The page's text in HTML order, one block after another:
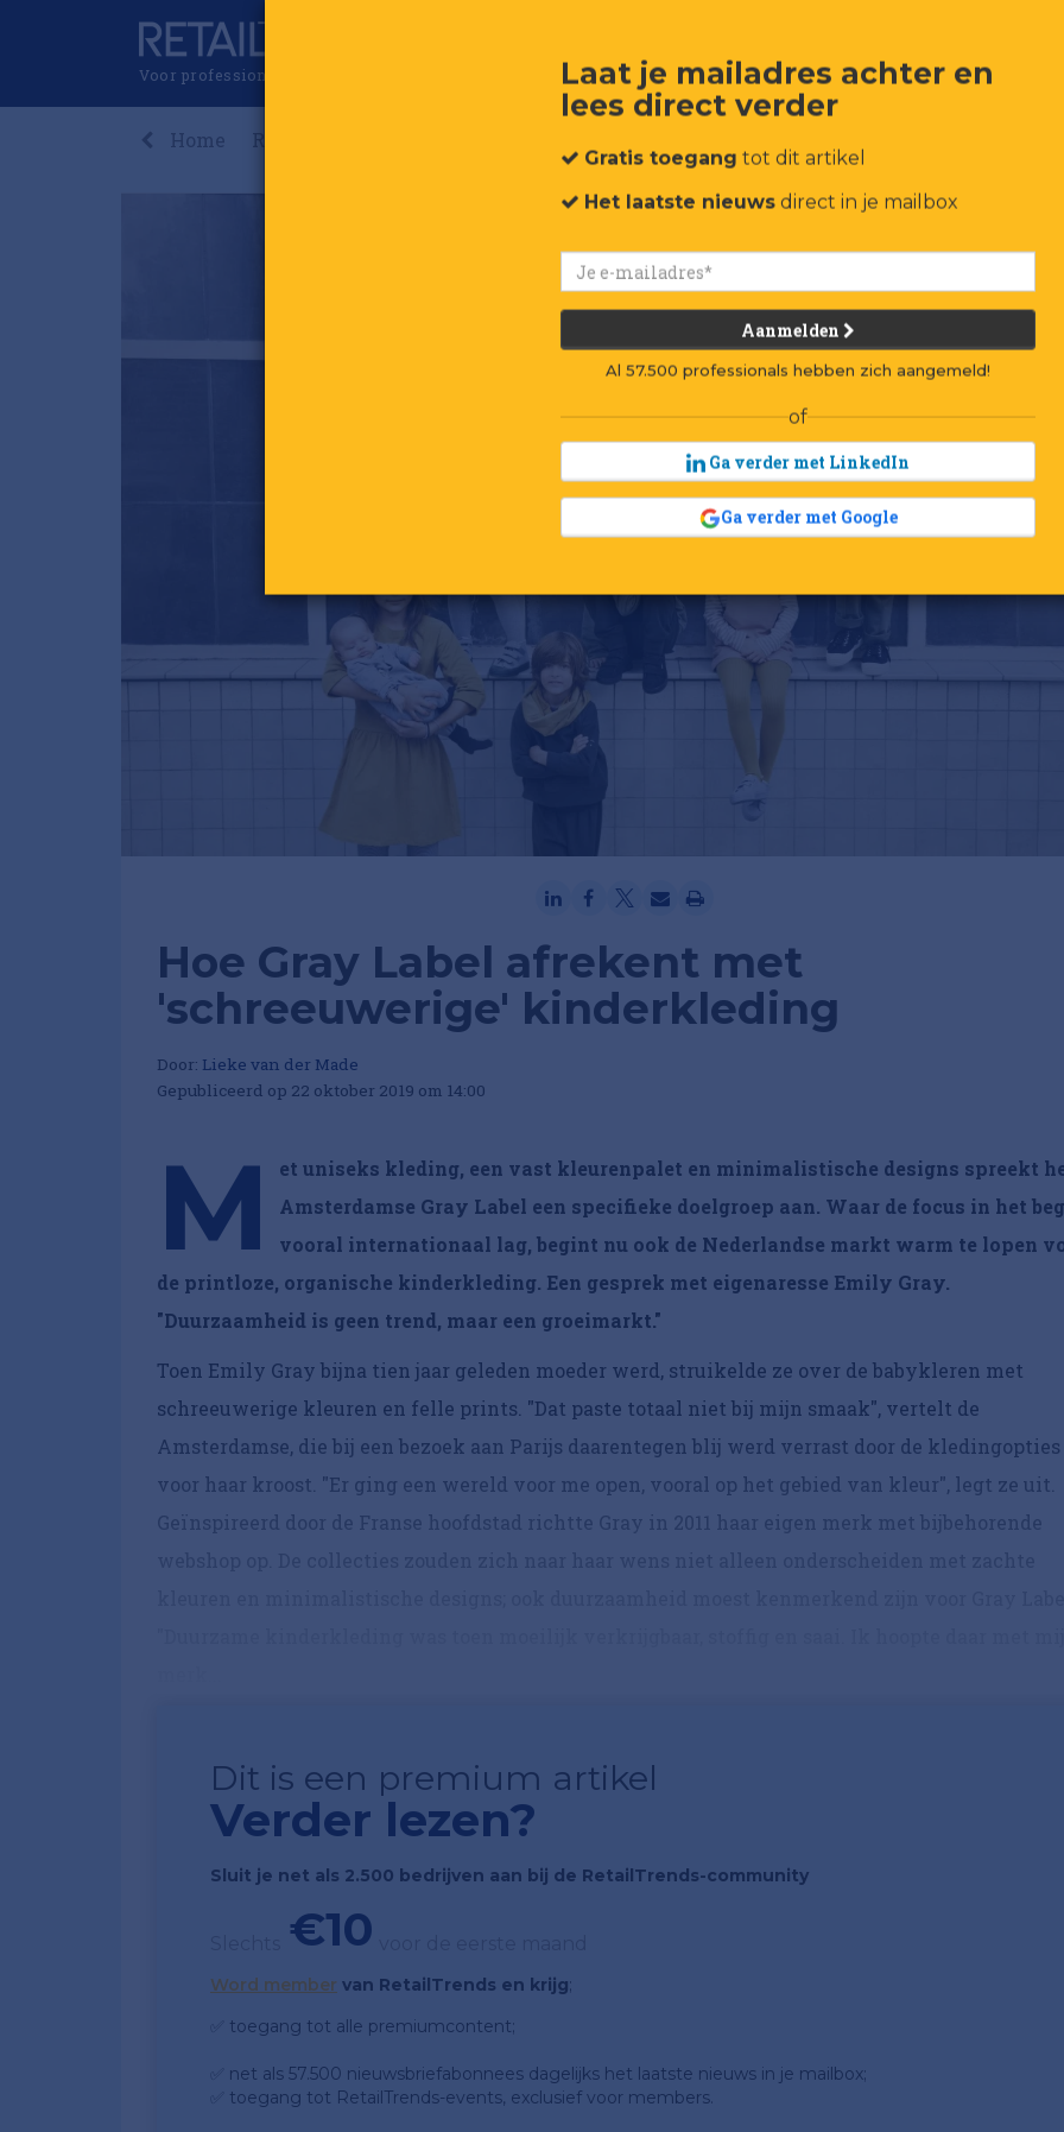
Voor professionals in retail & brands
Home Recent
Hoe Gray Label afrekent met
'schreeuwerige' kinderkleding
Door: Lieke van der Made
Gepubliceerd op 22 oktober 2019 om 14:00
M
et uniseks kleding, een vast kleurenpalet en minimalistische designs spreekt
Amsterdamse Gray Label een specifieke doelgroep aan. Waar de focus in het
vooral internationaal lag, begint nu ook de Nederlandse markt warm te lopen
de printloze, organische kinderkleding. Een gesprek met eigenaresse Emily Gray.
"Duurzaamheid is geen trend, maar een groeimarkt."
Toen Emily Gray bijna tien jaar geleden moeder werd, struikelde ze over de babykleren met
schreeuwerige kleuren en felle prints. "Dat paste totaal niet bij mijn smaak", vertelt de
Amsterdamse, die bij een bezoek aan Parijs daarentegen blij werd verrast door de kledingopties
voor haar kroost. "Er ging een wereld voor me open, vooral op het gebied van kleur", legt ze uit.
Geïnspireerd door de Franse hoofdstad richtte Gray in 2011 haar eigen merk met bijbehorende
Dit is een premium artikel
Verder lezen?
Sluit je net als 2.500 bedrijven aan bij de RetailTrends-community
€10
Word member van RetailTrends en krijg;
✅ toegang tot alle premiumcontent;
✅ net als 57.500 nieuwsbriefabonnees dagelijks het laatste nieuws in je mailbox;
✅ toegang tot RetailTrends-events, exclusief voor members.
Laat je mailadres achter en
lees direct verder
Gratis toegangtot dit artikel
Aanmelden
Al 57.500 professionals hebben zich aangemeld!
of
Ga verder met LinkedIn